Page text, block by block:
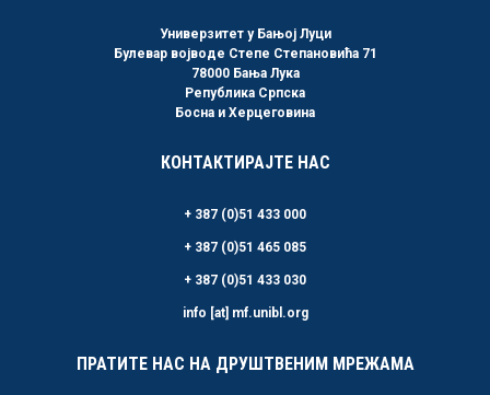
Универзитет у Бањој Луци
Булевар војводе Степе Степановића 71
78000 Бања Лука
Република Српска
Босна и Херцеговина
КОНТАКТИРАЈТЕ НАС
+ 387 (0)51 433 000
+ 387 (0)51 465 085
+ 387 (0)51 433 030
info [at] mf.unibl.org
ПРАТИТЕ НАС НА ДРУШТВЕНИМ МРЕЖАМА